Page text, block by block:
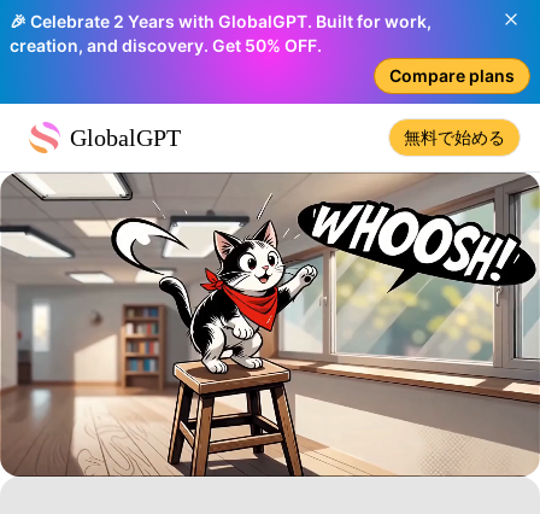
🎉 Celebrate 2 Years with GlobalGPT. Built for work,
creation, and discovery. Get 50% OFF.
Compare plans
GlobalGPT 無料で始める